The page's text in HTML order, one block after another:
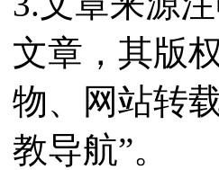
文章，其版
物、网站转
教导航”。